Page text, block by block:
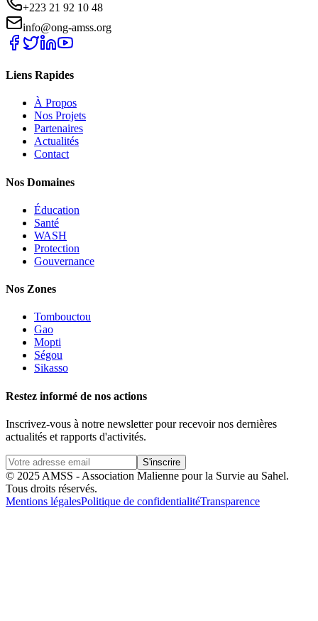
+223 21 92 10 48
info@ong-amss.org
Liens Rapides
À Propos
Nos Projets
Partenaires
Actualités
Contact
Nos Domaines
Éducation
Santé
WASH
Protection
Gouvernance
Nos Zones
Tombouctou
Gao
Mopti
Ségou
Sikasso
Restez informé de nos actions
Inscrivez-vous à notre newsletter pour recevoir nos dernières
actualités et rapports d'activités.
S'inscrire
© 2025 AMSS - Association Malienne pour la Survie au Sahel.
Tous droits réservés.
Mentions légalesPolitique de confidentialitéTransparence